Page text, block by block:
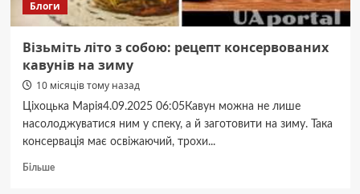
Блоги
Візьміть літо з собою: рецепт консервованих
кавунів на зиму
10 місяців тому назад
Ціхоцька Марія4.09.2025 06:05Кавун можна не лише
насолоджуватися ним у спеку, а й заготовити на зиму. Така
консервація має освіжаючий, трохи...
БільшеДокладніше